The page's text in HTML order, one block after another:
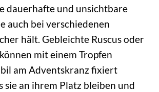
dauerhafte und unsichtbare
auch bei verschiedenen
hält. Gebleichte Ruscus oder
mit einem Tropfen
am Adventskranz fixiert
sie an ihrem Platz bleiben und